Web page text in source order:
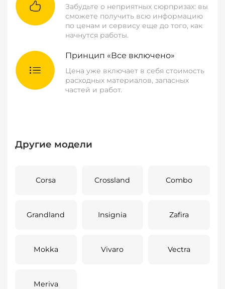
Забудьте о неприятных сюрпризах: вы
сможете получить всю информацию
по ценам и сервису еще до того, как
начнутся работы.
Принцип «Все включено»
Цена уже включает в себя стоимость
расходных материалов, запасных
частей и работ.
Другие модели
Corsa Crossland Combo
Grandland Insignia Zafira
Mokka Vivaro Vectra
Meriva